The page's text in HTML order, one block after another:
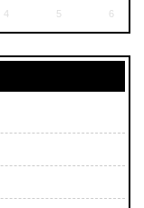
4 5 6